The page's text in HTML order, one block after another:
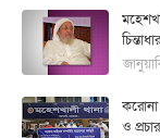
করোনা
ও